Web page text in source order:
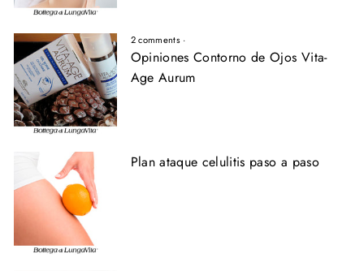
2 comments ·
Opiniones Contorno de Ojos Vita-
Age Aurum
Plan ataque celulitis paso a paso